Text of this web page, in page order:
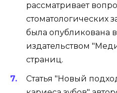
рассматривает
стоматологических
была опубликована
издательством
страниц.
Статья "Новый